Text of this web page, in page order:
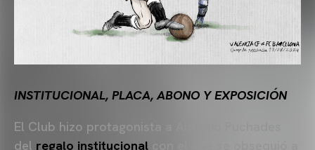
INSTITUCIONAL, PLACA, ABONO Y EXPOSICIÓN
El Club hizo protagonista a Antonio Puchades
del regalo institucional